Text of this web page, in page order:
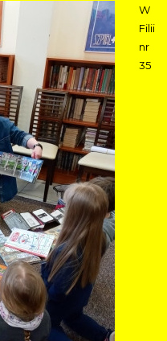
W
Filii
nr
35